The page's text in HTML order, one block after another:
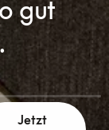
gut
Jetzt